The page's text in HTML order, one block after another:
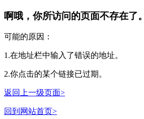
啊哦，你所访问的页面不存在了。
可能的原因：
1.在地址栏中输入了错误的地址。
2.你点击的某个链接已过期。
返回上一级页面>
回到网站首页>